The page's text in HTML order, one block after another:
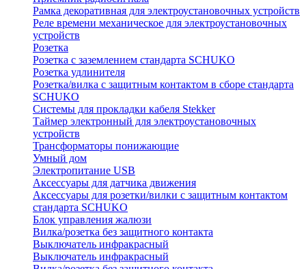
Рамка декоративная для электроустановочных устройств
Реле времени механическое для электроустановочных
устройств
Розетка
Розетка с заземлением стандарта SCHUKO
Розетка удлинителя
Розетка/вилка с защитным контактом в сборе стандарта
SCHUKO
Системы для прокладки кабеля Stekker
Таймер электронный для электроустановочных
устройств
Трансформаторы понижающие
Умный дом
Электропитание USB
Аксессуары для датчика движения
Аксессуары для розетки/вилки с защитным контактом
стандарта SCHUKO
Блок управления жалюзи
Вилка/розетка без защитного контакта
Выключатель инфракрасный
Выключатель инфракрасный